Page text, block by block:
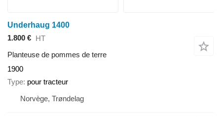
Underhaug 1400
1.800 € HT
Planteuse de pommes de terre
1900
Type pour tracteur
Norvège, Trøndelag